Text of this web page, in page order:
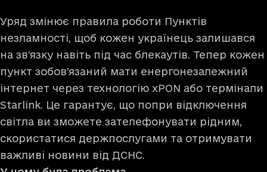
Уряд змінює правила роботи Пунктів
незламності, щоб кожен українець залишався
на зв’язку навіть під час блекаутів. Тепер кожен
пункт зобов’язаний мати енергонезалежний
інтернет через технологію xPON або термінали
Starlink. Це гарантує, що попри відключення
світла ви зможете зателефонувати рідним,
скористатися держпослугами та отримувати
важливі новини від ДСНС.